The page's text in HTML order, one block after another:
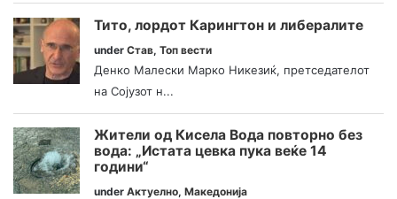
Тито, лордот Карингтон и либералите
under Став, Топ вести
Денко Малески Марко Никезиќ, претседателот
на Сојузот н...
Жители од Кисела Вода повторно без
вода: „Истата цевка пука веќе 14
години“
under Актуелно, Македонија